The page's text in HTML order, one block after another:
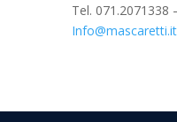
Tel. 071.2071338
Info@mascaretti.it